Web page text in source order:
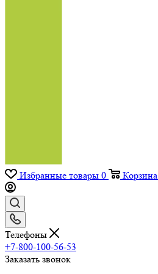
Избранные товары 0 Корзина
Телефоны
+7-800-100-56-53
Заказать звонок